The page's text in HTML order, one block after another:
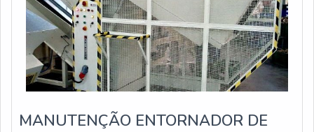
MANUTENÇÃO ENTORNADOR DE